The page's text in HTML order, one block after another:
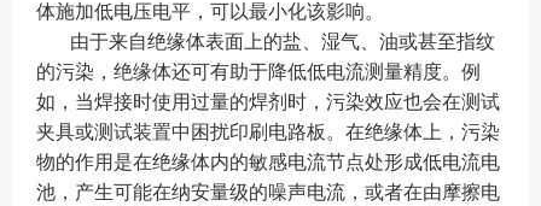
体施加低电压电平，可以最小化该影响。
由于来自绝缘体表面上的盐、湿气、油或甚至指纹
的污染，绝缘体还可有助于降低低电流测量精度。例
如，当焊接时使用过量的焊剂时，污染效应也会在测试
夹具或测试装置中困扰印刷电路板。在绝缘体上，污染
物的作用是在绝缘体内的敏感电流节点处形成低电流电
池，产生可能在纳安量级的噪声电流，或者在由摩擦电